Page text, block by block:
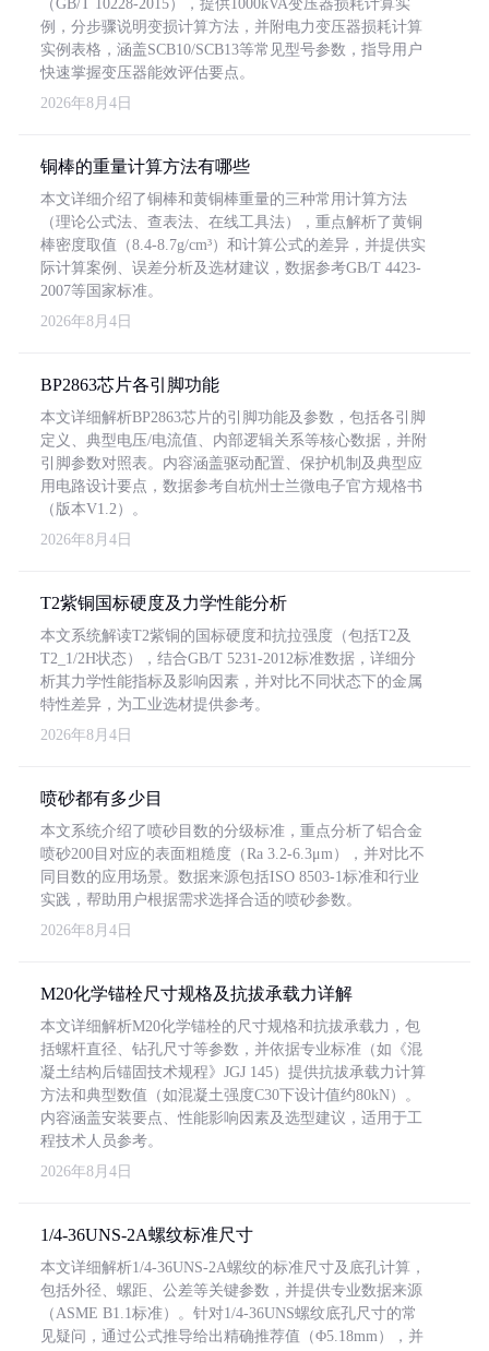
（GB/T 10228-2015），提供1000kVA变压器损耗计算实
例，分步骤说明变损计算方法，并附电力变压器损耗计算
实例表格，涵盖SCB10/SCB13等常见型号参数，指导用户
快速掌握变压器能效评估要点。
2026年8月4日
铜棒的重量计算方法有哪些
本文详细介绍了铜棒和黄铜棒重量的三种常用计算方法
（理论公式法、查表法、在线工具法），重点解析了黄铜
棒密度取值（8.4-8.7g/cm³）和计算公式的差异，并提供实
际计算案例、误差分析及选材建议，数据参考GB/T 4423-
2007等国家标准。
2026年8月4日
BP2863芯片各引脚功能
本文详细解析BP2863芯片的引脚功能及参数，包括各引脚
定义、典型电压/电流值、内部逻辑关系等核心数据，并附
引脚参数对照表。内容涵盖驱动配置、保护机制及典型应
用电路设计要点，数据参考自杭州士兰微电子官方规格书
（版本V1.2）。
2026年8月4日
T2紫铜国标硬度及力学性能分析
本文系统解读T2紫铜的国标硬度和抗拉强度（包括T2及
T2_1/2H状态），结合GB/T 5231-2012标准数据，详细分
析其力学性能指标及影响因素，并对比不同状态下的金属
特性差异，为工业选材提供参考。
2026年8月4日
喷砂都有多少目
本文系统介绍了喷砂目数的分级标准，重点分析了铝合金
喷砂200目对应的表面粗糙度（Ra 3.2-6.3μm），并对比不
同目数的应用场景。数据来源包括ISO 8503-1标准和行业
实践，帮助用户根据需求选择合适的喷砂参数。
2026年8月4日
M20化学锚栓尺寸规格及抗拔承载力详解
本文详细解析M20化学锚栓的尺寸规格和抗拔承载力，包
括螺杆直径、钻孔尺寸等参数，并依据专业标准（如《混
凝土结构后锚固技术规程》JGJ 145）提供抗拔承载力计算
方法和典型数值（如混凝土强度C30下设计值约80kN）。
内容涵盖安装要点、性能影响因素及选型建议，适用于工
程技术人员参考。
2026年8月4日
1/4-36UNS-2A螺纹标准尺寸
本文详细解析1/4-36UNS-2A螺纹的标准尺寸及底孔计算，
包括外径、螺距、公差等关键参数，并提供专业数据来源
（ASME B1.1标准）。针对1/4-36UNS螺纹底孔尺寸的常
见疑问，通过公式推导给出精确推荐值（Φ5.18mm），并